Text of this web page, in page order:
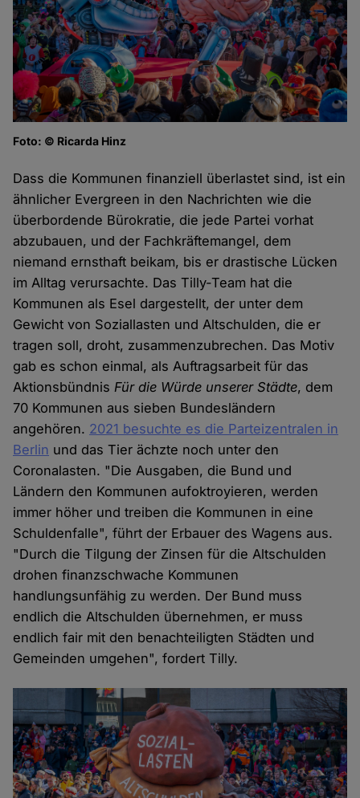
Foto: © Ricarda Hinz
Dass die Kommunen finanziell überlastet sind, ist ein
ähnlicher Evergreen in den Nachrichten wie die
überbordende Bürokratie, die jede Partei vorhat
abzubauen, und der Fachkräftemangel, dem
niemand ernsthaft beikam, bis er drastische Lücken
im Alltag verursachte. Das Tilly-Team hat die
Kommunen als Esel dargestellt, der unter dem
Gewicht von Soziallasten und Altschulden, die er
tragen soll, droht, zusammenzubrechen. Das Motiv
gab es schon einmal, als Auftragsarbeit für das
AktionsbündnisFür die Würde unserer Städte, dem
70 Kommunen aus sieben Bundesländern
angehören. 2021 besuchte es die Parteizentralen in
Berlin und das Tier ächzte noch unter den
Coronalasten. "Die Ausgaben, die Bund und
Ländern den Kommunen aufoktroyieren, werden
immer höher und treiben die Kommunen in eine
Schuldenfalle", führt der Erbauer des Wagens aus.
"Durch die Tilgung der Zinsen für die Altschulden
drohen finanzschwache Kommunen
handlungsunfähig zu werden. Der Bund muss
endlich die Altschulden übernehmen, er muss
endlich fair mit den benachteiligten Städten und
Gemeinden umgehen", fordert Tilly.